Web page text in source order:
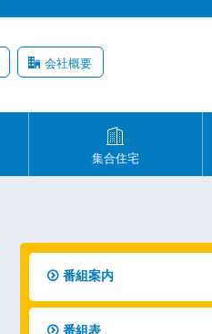
会社概要
集合住宅
番組案内
番組表